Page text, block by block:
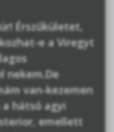
Érszűkületet,
e a Viregyt
nekem.De
van-kezemen
hátsó agyi
emellett